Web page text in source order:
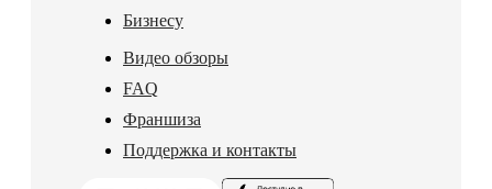
Бизнесу
Видео обзоры
FAQ
Франшиза
Поддержка и контакты